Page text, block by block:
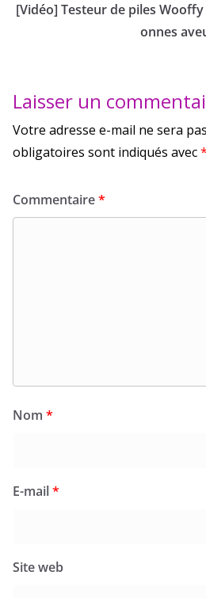
[Vidéo] Testeur de piles
onnes
Laisser un
Votre adresse e-mail ne sera
obligatoires sont indiqués avec*
Commentaire*
Nom *
E-mail*
Site web